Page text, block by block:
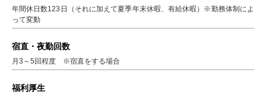
年間休日数123日（それに加えて夏季年末休暇、有給休暇）※勤務体制によ
って変動
宿直・夜勤回数
月3～5回程度 ※宿直をする場合
福利厚生